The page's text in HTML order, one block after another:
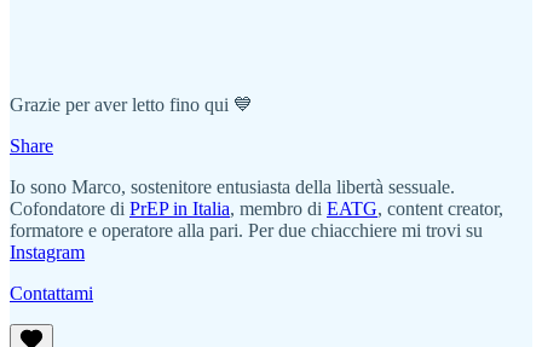
Grazie per aver letto fino qui 💙
Share
Io sono Marco, sostenitore entusiasta della libertà sessuale.
Cofondatore di PrEP in Italia, membro di EATG, content creator,
formatore e operatore alla pari. Per due chiacchiere mi trovi su
Instagram
Contattami